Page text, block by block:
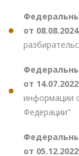
от
от
информации
Федерации"
от